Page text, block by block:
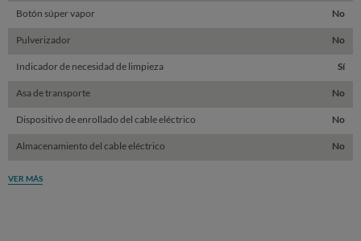
Botón súper vapor No
Pulverizador No
Indicador de necesidad de limpieza Sí
Asa de transporte No
Dispositivo de enrollado del cable eléctrico No
Almacenamiento del cable eléctrico No
VER MÁS